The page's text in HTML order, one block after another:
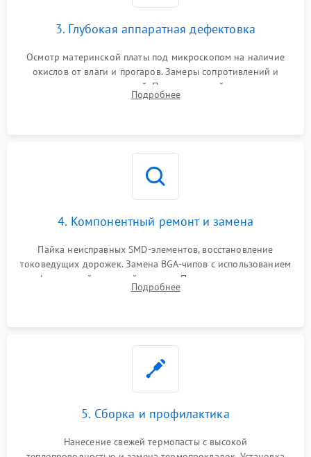
3. Глубокая аппаратная дефектовка
Осмотр материнской платы под микроскопом на наличие
окислов от влаги и прогаров. Замеры сопротивлений и
дежурных напряжений. Проверка цепей питания,
мультиконтроллера, процессора и видеочипа.
Подробнее
4. Компонентный ремонт и замена
Пайка неисправных SMD-элементов, восстановление
токоведущих дорожек. Замена BGA-чипов с использованием
инфракрасной паяльной станции. Прошивка микросхемы
BIOS или замена поврежденных портов USB
Подробнее
5. Сборка и профилактика
Нанесение свежей термопасты с высокой